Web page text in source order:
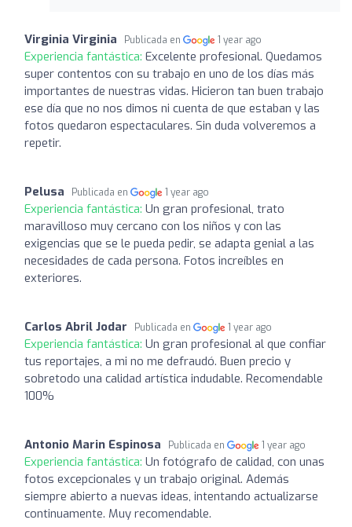
Virginia Virginia Publicada en 1 year ago
Experiencia fantástica: Excelente profesional. Quedamos
super contentos con su trabajo en uno de los días más
importantes de nuestras vidas. Hicieron tan buen trabajo
ese día que no nos dimos ni cuenta de que estaban y las
fotos quedaron espectaculares. Sin duda volveremos a
repetir.
Pelusa Publicada en 1 year ago
Experiencia fantástica: Un gran profesional, trato
maravilloso muy cercano con los niños y con las
exigencias que se le pueda pedir, se adapta genial a las
necesidades de cada persona. Fotos increíbles en
exteriores.
Carlos Abril Jodar Publicada en 1 year ago
Experiencia fantástica: Un gran profesional al que confiar
tus reportajes, a mi no me defraudó. Buen precio y
sobretodo una calidad artística indudable. Recomendable
100%
Antonio Marin Espinosa Publicada en 1 year ago
Experiencia fantástica: Un fotógrafo de calidad, con unas
fotos excepcionales y un trabajo original. Además
siempre abierto a nuevas ideas, intentando actualizarse
continuamente. Muy recomendable.